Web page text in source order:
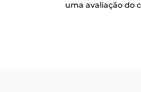
uma avaliação do